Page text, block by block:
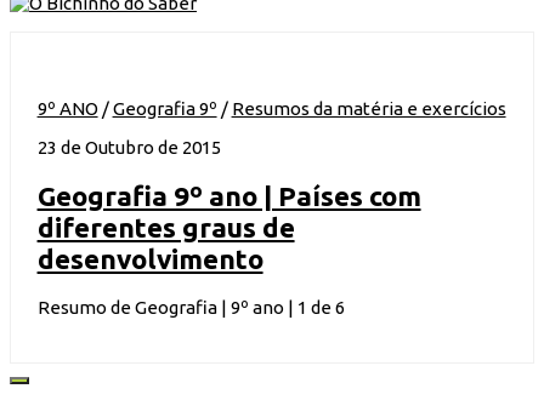
9º ANO /Geografia 9º / Resumos da matéria e exercícios
23 de Outubro de 2015
Geografia 9º ano | Países com
diferentes graus de
desenvolvimento
Resumo de Geografia | 9º ano | 1 de 6